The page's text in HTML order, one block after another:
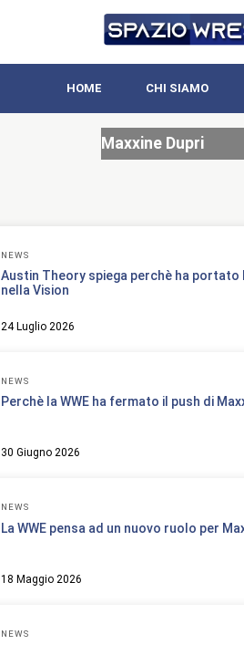
HOME CHI SIAMO
Maxxine Dupri
NEWS
Austin Theory spiega perchè ha portato
nella Vision
24 Luglio 2026
NEWS
Perchè la WWE ha fermato il push di
30 Giugno 2026
NEWS
La WWE pensa ad un nuovo ruolo per
18 Maggio 2026
NEWS